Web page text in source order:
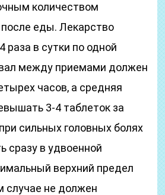
количеством
еды. Лекарство
раза в сутки по одной
между приемами должен
часов, а средняя
3-4 таблеток за
сильных головных болях
сразу в удвоенной
верхний предел
случае не должен